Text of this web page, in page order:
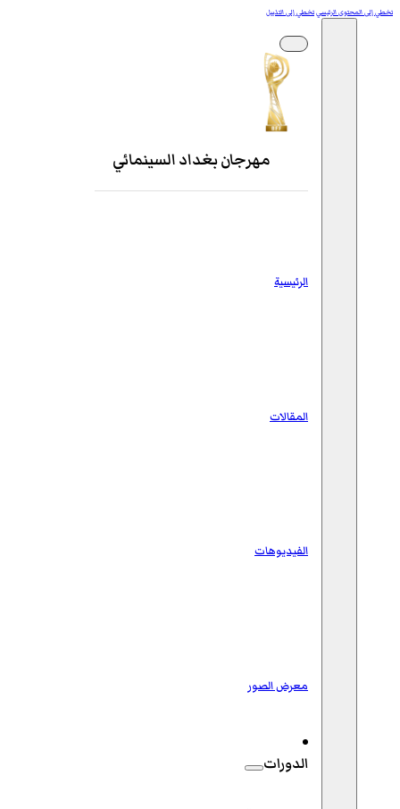
تخطي إلى المحتوى الرئيسيتخطي إلى التذييل
مهرجان بغداد السينمائي
الرئيسية
المقالات
الفيديوهات
معرض الصور
الدورات